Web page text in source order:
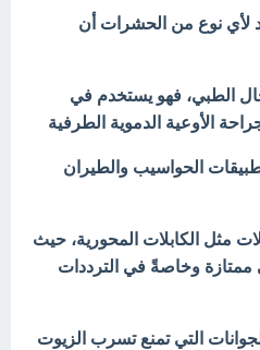
لأي نوع من الحشرات أن
الطبي، فهو يستخدم في
الأوعية الدموية الطرفية
الحواسيب والطيران
مثل الكابلات المحورية، حيث
وخاصةً في الترددات
التي تمنع تسرب الزيوت